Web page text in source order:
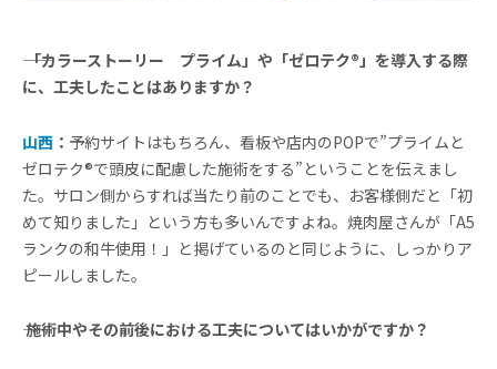
―― 「カラーストーリー プライム」や「ゼロテク®」を導入する際
に、工夫したことはありますか？
山西 ： 予約サイトはもちろん、看板や店内のPOPで”プライムと
ゼロテク®で頭皮に配慮した施術をする”ということを伝えまし
た。サロン側からすれば当たり前のことでも、お客様側だと「初
めて知りました」という方も多いんですよね。焼肉屋さんが「A5
ランクの和牛使用！」と掲げているのと同じように、しっかりア
ピールしました。
―― 施術中やその前後における工夫についてはいかがですか？